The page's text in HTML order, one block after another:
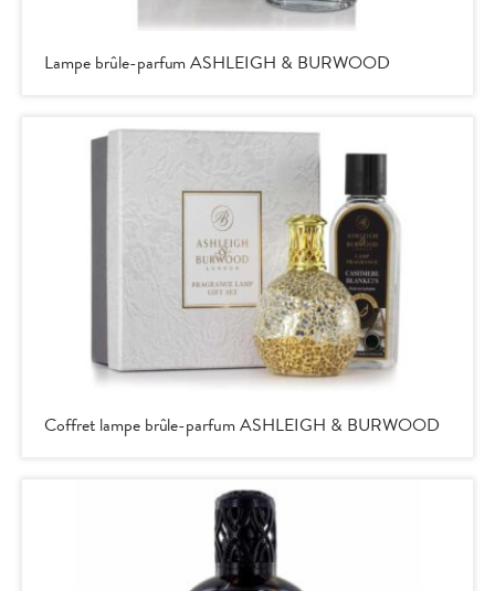
Lampe brûle-parfum ASHLEIGH & BURWOOD
Coffret lampe brûle-parfum ASHLEIGH & BURWOOD